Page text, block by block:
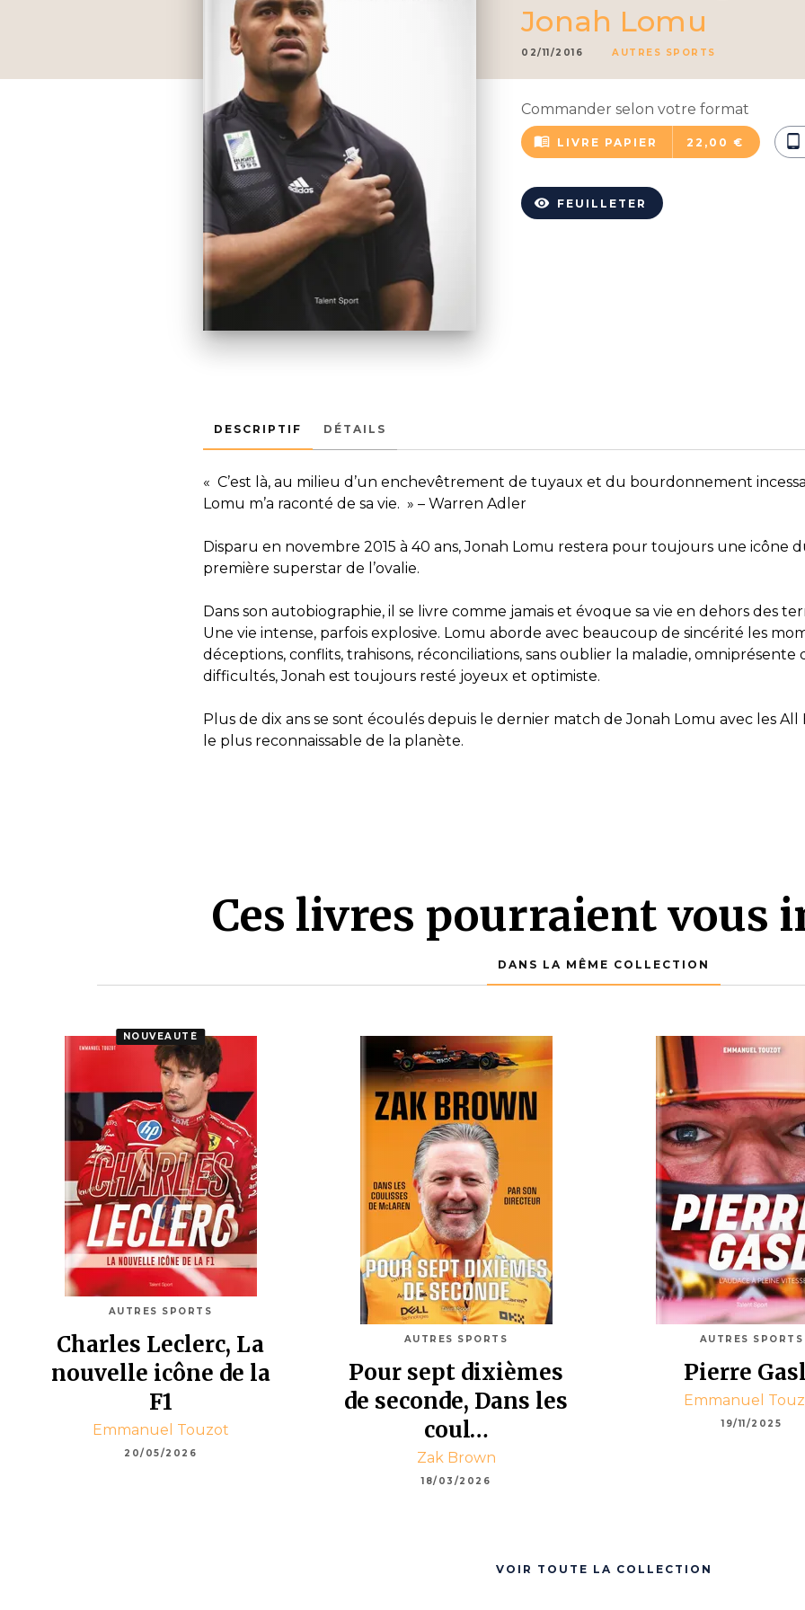
Jonah Lomu
02/11/2016 AUTRES SPORTS
Commander selon votre format
menu_book LIVRE PAPIER 22,00 € tablet_android
visibility FEUILLETER
DESCRIPTIF DÉTAILS
« C’est là, au milieu d’un enchevêtrement de tuyaux et du bourdonnement
Lomu m’a raconté de sa vie. » – Warren Adler
Disparu en novembre 2015 à 40 ans, Jonah Lomu restera pour toujours une icône
première superstar de l’ovalie.
Dans son autobiographie, il se livre comme jamais et évoque sa vie en dehors des
Une vie intense, parfois explosive. Lomu aborde avec beaucoup de sincérité les
déceptions, conflits, trahisons, réconciliations, sans oublier la maladie,
difficultés, Jonah est toujours resté joyeux et optimiste.
Plus de dix ans se sont écoulés depuis le dernier match de Jonah Lomu avec les
le plus reconnaissable de la planète.
Ces livres pourraient vous
DANS LA MÊME COLLECTION
NOUVEAUTÉ
AUTRES SPORTS
Charles Leclerc, La
nouvelle icône de la
F1
Emmanuel Touzot
20/05/2026
AUTRES SPORTS
Pour sept dixièmes
de seconde, Dans les
coul…
Zak Brown
18/03/2026
AUTRES SPORTS
Pierre
Emmanuel
19/11/2025
VOIR TOUTE LA COLLECTION